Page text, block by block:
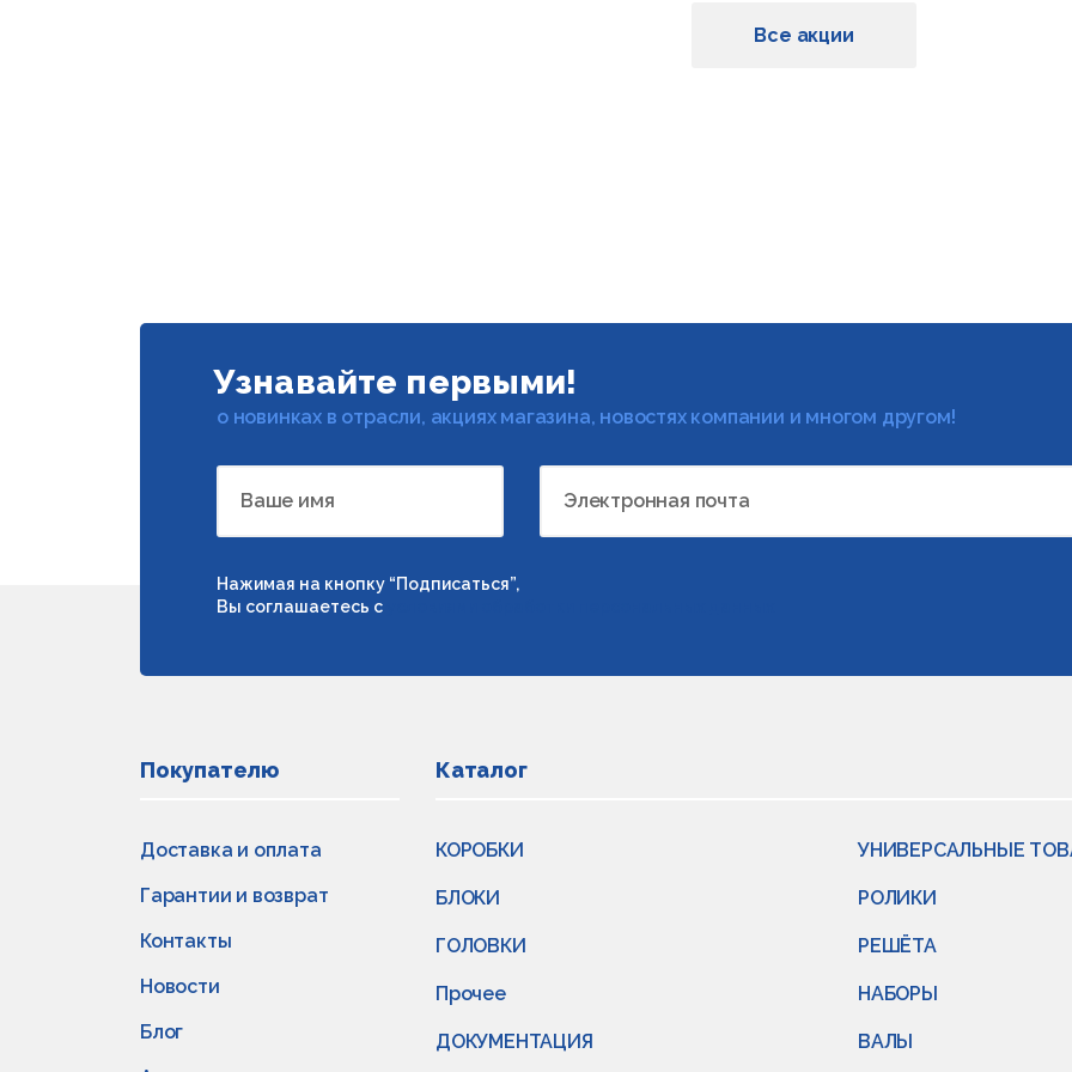
Все акции
Узнавайте первыми!
о новинках в отрасли, акциях магазина, новостях компании и многом другом!
Ваше имя Электронная почта
Нажимая на кнопку “Подписаться”,
Вы соглашаетесь с
Покупателю
Доставка и оплата
Гарантии и возврат
Контакты
Новости
Блог
Каталог
КОРОБКИ
БЛОКИ
ГОЛОВКИ
Прочее
ДОКУМЕНТАЦИЯ
УНИВЕРСАЛЬНЫЕ
РОЛИКИ
РЕШЁТА
НАБОРЫ
ВАЛЫ